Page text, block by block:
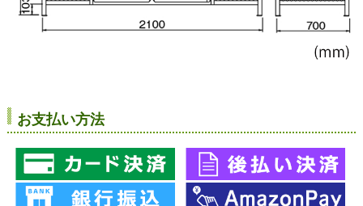
お支払い方法